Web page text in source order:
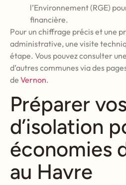
l’Environnement (RGE)
financière.
Pour un chiffrage précis et une
administrative, une visite
étape. Vous pouvez consulter
d’autres communes via des
de Vernon.
Préparer
d’isolation
économies
au Havre